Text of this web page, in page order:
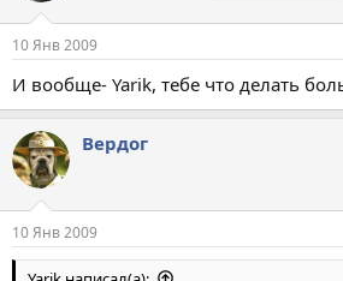
10 Янв 2009
И вообще- Yarik, тебе что делать
Вердог
10 Янв 2009